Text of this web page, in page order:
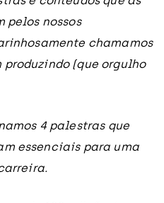
pelos nossos
chamamos
(que orgulho
4 palestras que
essenciais para uma